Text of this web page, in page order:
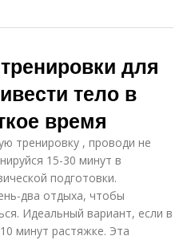
для
тело в
время
тренировку , проводи не
15-30 минут в
подготовки.
два отдыха, чтобы
Идеальный вариант, если в
минут растяжке. Эта